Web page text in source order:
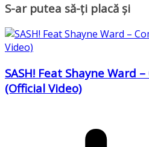
S-ar putea să-ți placă și
SASH! Feat Shayne Ward
(Official Video)